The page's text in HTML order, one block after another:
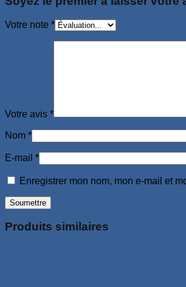
Votre note *
Votre avis *
Nom *
E-mail *
Enregistrer mon nom, mon e-mail et
Produits similaires